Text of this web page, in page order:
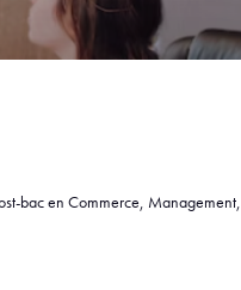
bac en Commerce, Management,